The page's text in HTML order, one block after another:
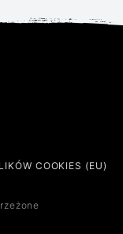
COOKIES (EU)